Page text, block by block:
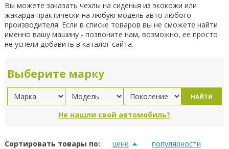
Вы можете заказать чехлы на сиденья из экокожи или
жакарда практически на любую модель авто любого
производителя. Если в списке товаров вы не сможете найти
именно вашу машину - позвоните нам, возможно, ее просто
не успели добавить в каталог сайта.
Выберите марку
НАЙТИ
Не нашли свой автомобиль?
Сортировать товары по: цене популярности